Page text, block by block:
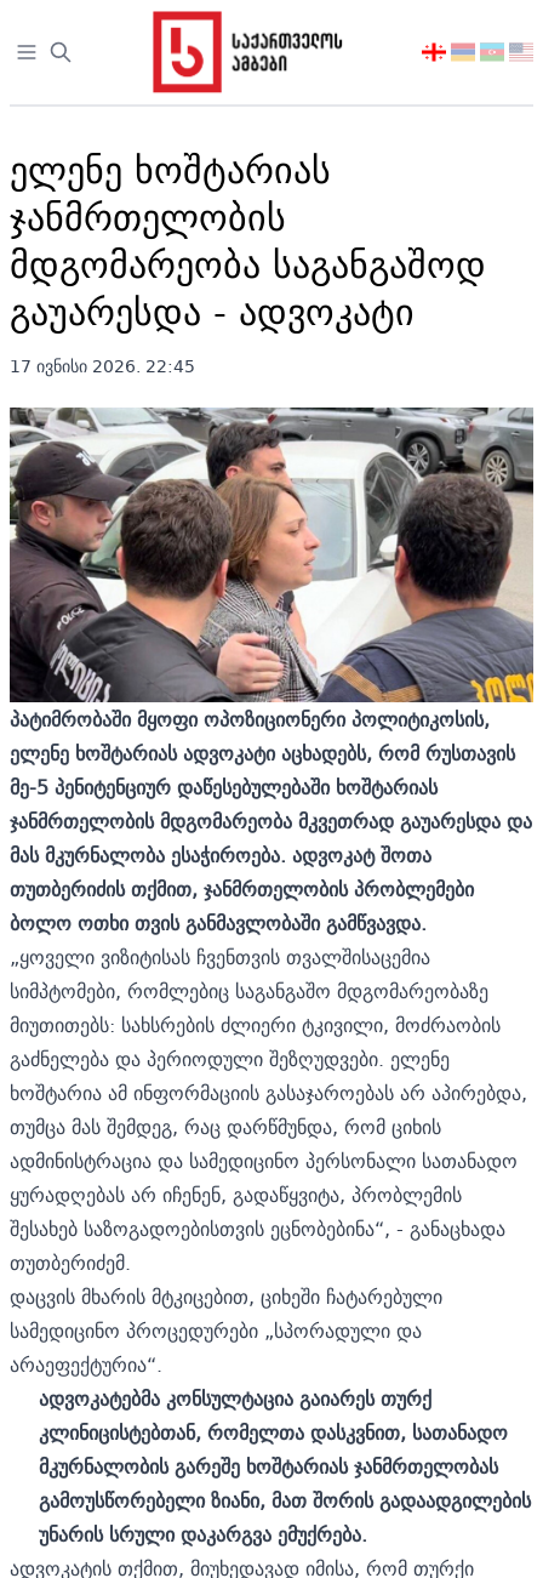
Open sidebar
აირჩიეთ
ელენე ხოშტარიას
ჯანმრთელობის
მდგომარეობა საგანგაშოდ
გაუარესდა - ადვოკატი
17 ივნისი 2026. 22:45
პატიმრობაშიმყოფიოპოზიციონერიპოლიტიკოსის,
ელენე ხოშტარიასადვოკატიაცხადებს,რომრუსთავის
მე-5პენიტენციურდაწესებულებაშიხოშტარიას
ჯანმრთელობისმდგომარეობამკვეთრადგაუარესდადა
მასმკურნალობაესაჭიროება. ადვოკატშოთა
თუთბერიძისთქმით,ჯანმრთელობისპრობლემები
ბოლოოთხითვისგანმავლობაშიგამწვავდა.
„ყოველი ვიზიტისას ჩვენთვის თვალშისაცემია
სიმპტომები, რომლებიც საგანგაშო მდგომარეობაზე
მიუთითებს: სახსრების ძლიერი ტკივილი, მოძრაობის
გაძნელება და პერიოდული შეზღუდვები. ელენე
ხოშტარია ამ ინფორმაციის გასაჯაროებას არ აპირებდა,
თუმცა მას შემდეგ, რაც დარწმუნდა, რომ ციხის
ადმინისტრაცია და სამედიცინო პერსონალი სათანადო
ყურადღებას არ იჩენენ, გადაწყვიტა, პრობლემის
შესახებ საზოგადოებისთვის ეცნობებინა“, - განაცხადა
თუთბერიძემ.
დაცვის მხარის მტკიცებით, ციხეში ჩატარებული
სამედიცინო პროცედურები „სპორადული და
არაეფექტურია“.
ადვოკატებმაკონსულტაციაგაიარესთურქ
კლინიცისტებთან,რომელთადასკვნით, სათანადო
მკურნალობისგარეშე ხოშტარიასჯანმრთელობას
გამოუსწორებელიზიანი,მათშორისგადაადგილების
უნარის სრულიდაკარგვაემუქრება.
ადვოკატის თქმით, მიუხედავად იმისა, რომ თურქი